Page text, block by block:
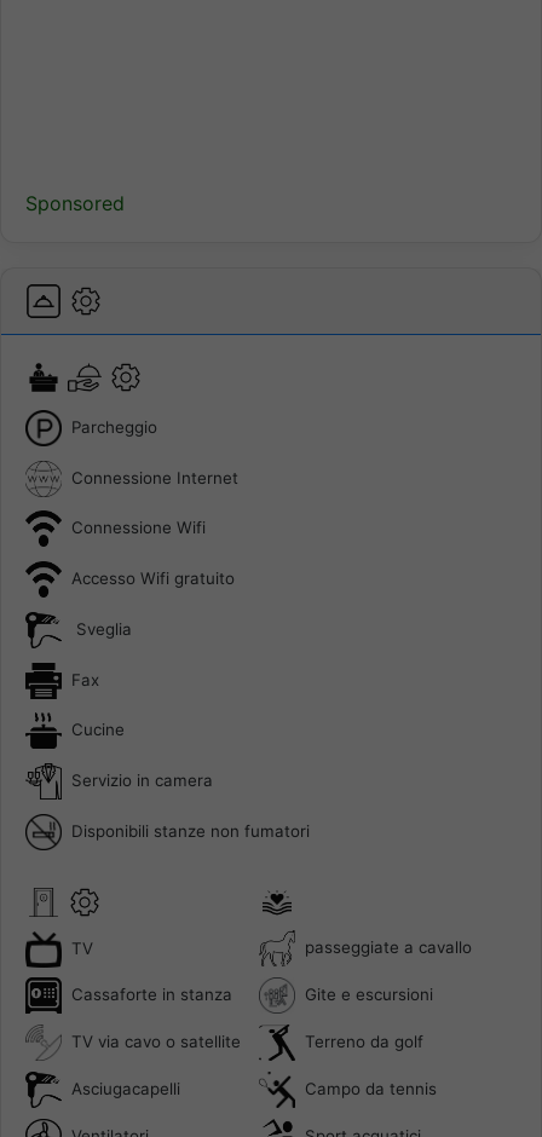
Sponsored
Parcheggio
Connessione Internet
Connessione Wifi
Accesso Wifi gratuito
Sveglia
Fax
Cucine
Servizio in camera
Disponibili stanze non fumatori
TV
Cassaforte in stanza
TV via cavo o satellite
Asciugacapelli
passeggiate a cavallo
Gite e escursioni
Terreno da golf
Campo da tennis